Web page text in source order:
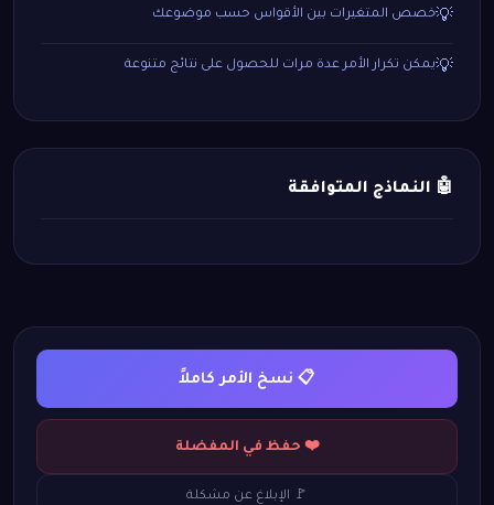
💡خصص المتغيرات بين الأقواس حسب موضوعك
💡يمكن تكرار الأمر عدة مرات للحصول على نتائج متنوعة
🤖 النماذج المتوافقة
📋 نسخ الأمر كاملاً
❤️ حفظ في المفضلة
🚩 الإبلاغ عن مشكلة